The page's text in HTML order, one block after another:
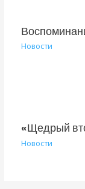
Новости
«Щедрый
Новости